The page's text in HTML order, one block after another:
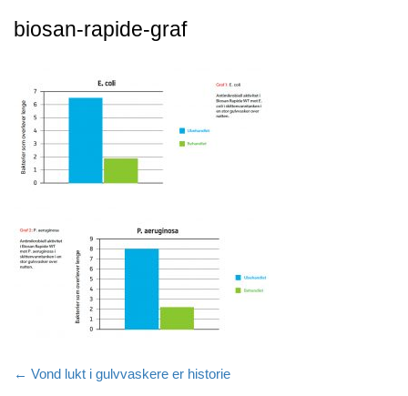
biosan-rapide-graf
← Vond lukt i gulvvaskere er historie